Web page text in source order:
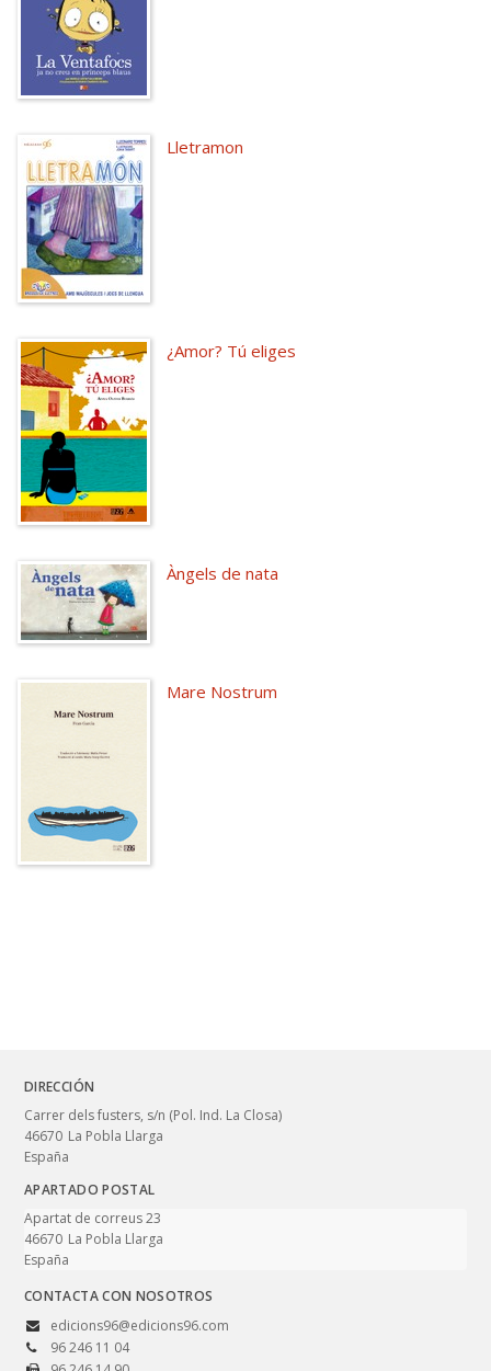
Lletramon
¿Amor? Tú eliges
Àngels de nata
Mare Nostrum
DIRECCIÓN
Carrer dels fusters, s/n (Pol. Ind. La Closa)
46670 La Pobla Llarga
España
APARTADO POSTAL
Apartat de correus 23
46670 La Pobla Llarga
España
CONTACTA CON NOSOTROS
edicions96@edicions96.com
96 246 11 04